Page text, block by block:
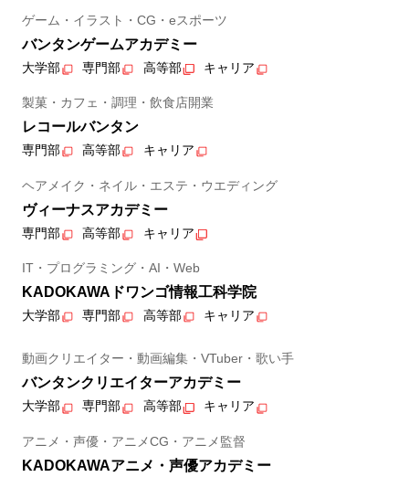
ゲーム・イラスト・CG・eスポーツ
バンタンゲームアカデミー
大学部 専門部 高等部 キャリア
製菓・カフェ・調理・飲食店開業
レコールバンタン
専門部 高等部 キャリア
ヘアメイク・ネイル・エステ・ウエディング
ヴィーナスアカデミー
専門部 高等部 キャリア
IT・プログラミング・AI・Web
KADOKAWAドワンゴ情報工科学院
大学部 専門部 高等部 キャリア
動画クリエイター・動画編集・VTuber・歌い手
バンタンクリエイターアカデミー
大学部 専門部 高等部 キャリア
アニメ・声優・アニメCG・アニメ監督
KADOKAWAアニメ・声優アカデミー